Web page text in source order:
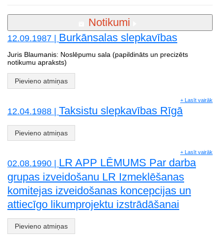
Notikumi
12.09.1987 | Burkānsalas slepkavības
Juris Blaumanis: Noslēpumu sala (papildināts un precizēts
notikumu apraksts)
Pievieno atmiņas
+ Lasīt vairāk
12.04.1988 | Taksistu slepkavības Rīgā
Pievieno atmiņas
+ Lasīt vairāk
02.08.1990 | LR APP LĒMUMS Par darba
grupas izveidošanu LR Izmeklēšanas
komitejas izveidošanas koncepcijas un
attiecīgo likumprojektu izstrādāšanai
Pievieno atmiņas